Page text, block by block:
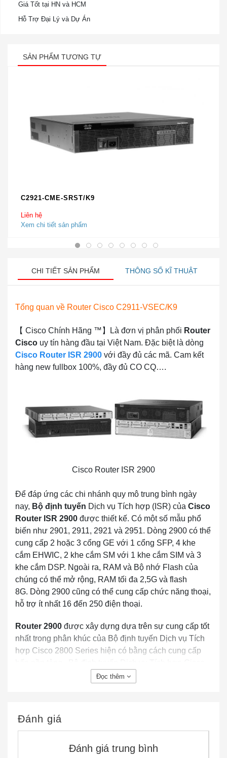
Giá Tốt tại HN và HCM
Hỗ Trợ Đại Lý và Dự Án
SẢN PHẨM TƯƠNG TỰ
C2921-CME-SRST/K9
Liên hệ
Xem chi tiết sản phẩm
CHI TIẾT SẢN PHẨM THÔNG SỐ KĨ THUẬT
Tổng quan về Router Cisco C2911-VSEC/K9
【 Cisco Chính Hãng ™】Là đơn vị phân phối Router
Cisco uy tín hàng đầu tại Việt Nam. Đặc biệt là dòng
Cisco Router ISR 2900 với đầy đủ các mã. Cam kết
hàng new fullbox 100%, đầy đủ CO CQ….
Cisco Router ISR 2900
Để đáp ứng các chi nhánh quy mô trung bình ngày
nay, Bộ định tuyến Dịch vụ Tích hợp (ISR) của Cisco
Router ISR 2900 được thiết kế. Có một số mẫu phổ
biến như 2901, 2911, 2921 và 2951. Dòng 2900 có thể
cung cấp 2 hoặc 3 cổng GE với 1 cổng SFP, 4 khe
cắm EHWIC, 2 khe cắm SM với 1 khe cắm SIM và 3
khe cắm DSP. Ngoài ra, RAM và Bộ nhớ Flash của
chúng có thể mở rộng, RAM tối đa 2,5G và flash
8G. Dòng 2900 cũng có thể cung cấp chức năng thoại,
hỗ trợ ít nhất 16 đến 250 điện thoại.
Router 2900 được xây dựng dựa trên sự cung cấp tốt
nhất trong phân khúc của Bộ định tuyến Dịch vụ Tích
hợp Cisco 2800 Series hiện có bằng cách cung cấp
2901, 2911, 2921 và 2951.
lên đến 75 Mbps.
MultigiGabit (MGF)cho phép giao tiếp giữa mô-
Đọc thêm
Đánh giá
Đánh giá trung bình